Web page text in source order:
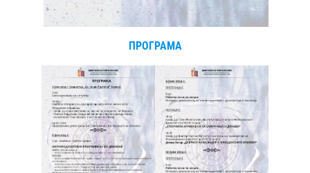
ПРОГРАМА